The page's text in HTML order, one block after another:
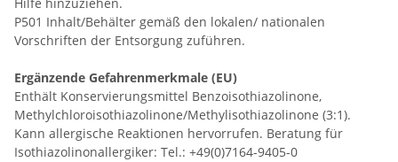
P501 Inhalt/Behälter gemäß den lokalen/ nationalen
Vorschriften der Entsorgung zuführen.
Ergänzende Gefahrenmerkmale (EU)
Enthält Konservierungsmittel Benzoisothiazolinone,
Methylchloroisothiazolinone/Methylisothiazolinone (3:1).
Kann allergische Reaktionen hervorrufen. Beratung für
Isothiazolinonallergiker: Tel.: +49(0)7164-9405-0